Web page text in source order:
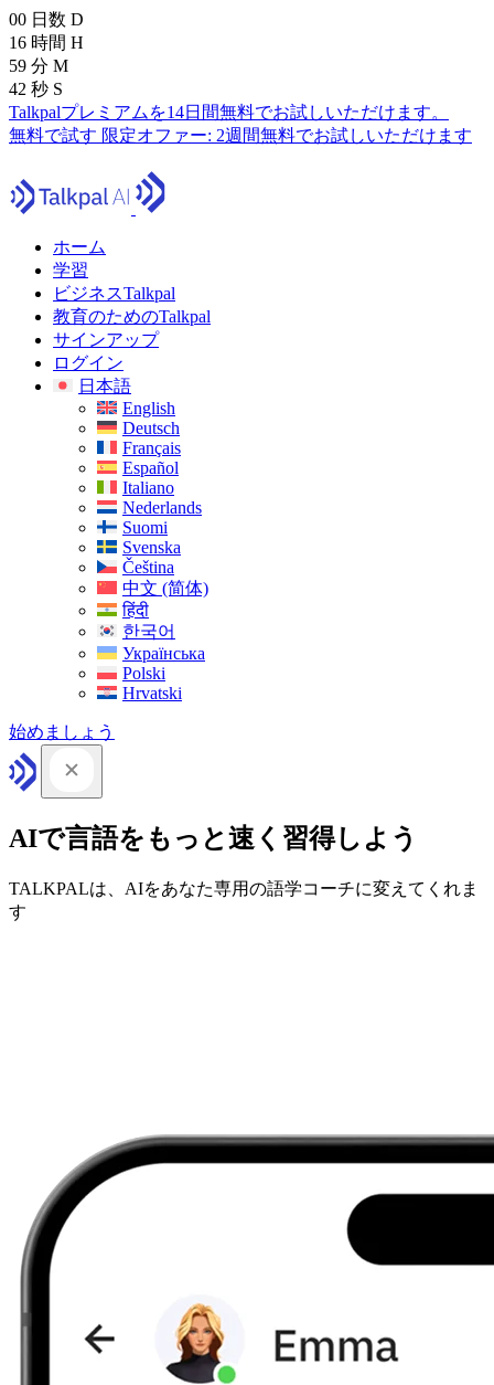
00 日数 D
16 時間 H
59 分 M
41 秒 S
Talkpalプレミアムを14日間無料でお試しいただけます。
無料で試す 限定オファー: 2週間無料でお試しいただけます
ホーム
学習
ビジネスTalkpal
教育のためのTalkpal
サインアップ
ログイン
日本語
English
Deutsch
Français
Español
Italiano
Nederlands
Suomi
Svenska
Čeština
中文 (简体)
हिंदी
한국어
Українська
Polski
Hrvatski
始めましょう
AIで言語をもっと速く習得しよう
TALKPALは、AIをあなた専用の語学コーチに変えてくれま
す